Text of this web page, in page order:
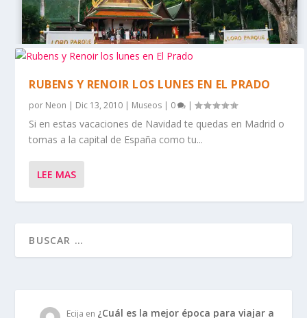
RUBENS Y RENOIR LOS LUNES EN EL PRADO
por Neon | Dic 13, 2010 | Museos | 0 |
Si en estas vacaciones de Navidad te quedas en Madrid o
tomas a la capital de España como tu...
LEE MAS
Ecija en ¿Cuál es la mejor época para viajar a